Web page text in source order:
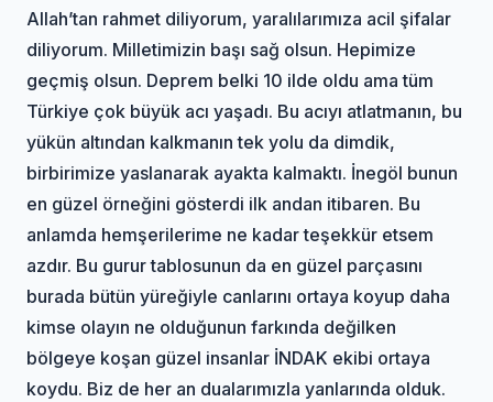
Allah’tan rahmet diliyorum, yaralılarımıza acil şifalar
diliyorum. Milletimizin başı sağ olsun. Hepimize
geçmiş olsun. Deprem belki 10 ilde oldu ama tüm
Türkiye çok büyük acı yaşadı. Bu acıyı atlatmanın, bu
yükün altından kalkmanın tek yolu da dimdik,
birbirimize yaslanarak ayakta kalmaktı. İnegöl bunun
en güzel örneğini gösterdi ilk andan itibaren. Bu
anlamda hemşerilerime ne kadar teşekkür etsem
azdır. Bu gurur tablosunun da en güzel parçasını
burada bütün yüreğiyle canlarını ortaya koyup daha
kimse olayın ne olduğunun farkında değilken
bölgeye koşan güzel insanlar İNDAK ekibi ortaya
koydu. Biz de her an dualarımızla yanlarında olduk.